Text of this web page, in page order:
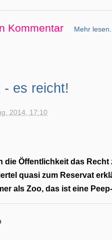
Kommentar Mehr lesen...
- es reicht!
2014, 17:10
die Öffentlichkeit das
quasi zum Reservat
als Zoo, das ist eine